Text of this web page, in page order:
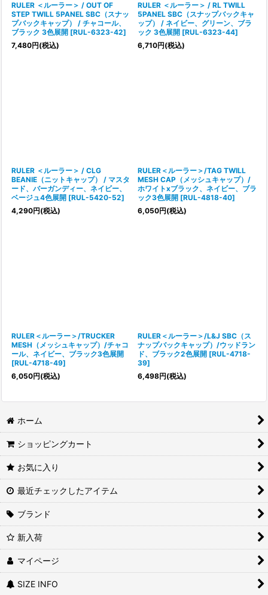
RULER ＜ルーラー＞ / OUT OF
STEP TWILL 5PANEL SBC（スナッ
プバックキャップ） / チャコール、
ブラック 3色展開 [RUL-6323-42]
7,480円(税込)
RULER ＜ルーラー＞ / RL TWILL
5PANEL SBC（スナップバックキャ
ップ） / ネイビー、グリーン、ブラ
ック 3色展開 [RUL-6323-44]
6,710円(税込)
RULER ＜ルーラー＞ / CLG
BEANIE（ニットキャップ） / マスタ
ード、バーガンディー、ネイビー、
ベージュ4色展開 [RUL-5420-52]
4,290円(税込)
RULER＜ルーラー＞/TAG TWILL
MESH CAP（メッシュキャップ）/
ホワイトxブラック、ネイビー、ブラ
ック3色展開 [RUL-4818-40]
6,050円(税込)
RULER＜ルーラー＞/TRUCKER
MESH（メッシュキャップ）/チャコ
ール、ネイビー、ブラック3色展開
[RUL-4718-49]
6,050円(税込)
RULER＜ルーラー＞/L&J SBC（ス
ナップバックキャップ）/ウッドラン
ド、ブラック2色展開 [RUL-4718-
39]
6,498円(税込)
ホーム
ショッピングカート
お気に入り
最近チェックしたアイテム
ブランド
新入荷
マイページ
SIZE INFO